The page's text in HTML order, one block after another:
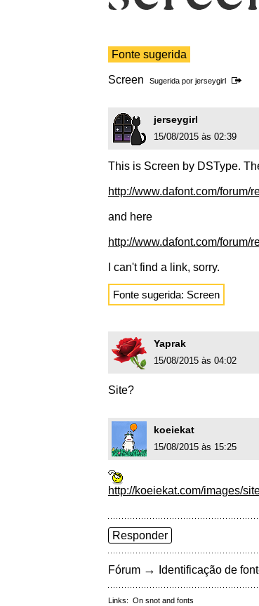
Fonte sugerida
Screen Sugerida por jerseygirl
jerseygirl
15/08/2015 às 02:39
This is Screen by DSType.
http://www.dafont.com/forum/
and here
http://www.dafont.com/forum/
I can't find a link, sorry.
Fonte sugerida: Screen
Yaprak
15/08/2015 às 04:02
Site?
koeiekat
15/08/2015 às 15:25
http://koeiekat.com/images/
Responder
Fórum → Identificação de
Links: On snot and fonts